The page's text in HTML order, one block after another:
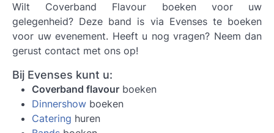
Wilt Coverband Flavour boeken voor uw
gelegenheid? Deze band is via Evenses te boeken
voor uw evenement. Heeft u nog vragen? Neem dan
gerust contact met ons op!
Bij Evenses kunt u:
Coverband flavour boeken
Dinnershow boeken
Catering huren